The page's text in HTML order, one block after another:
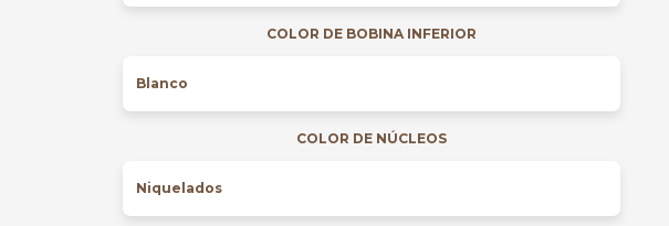
COLOR DE BOBINA INFERIOR
COLOR DE NÚCLEOS